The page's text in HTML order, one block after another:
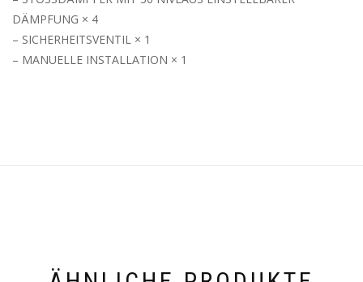
DÄMPFUNG × 4
– SICHERHEITSVENTIL × 1
– MANUELLE INSTALLATION × 1